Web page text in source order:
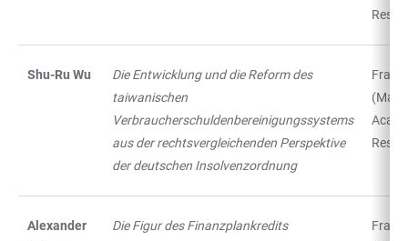
Shu-Ru Wu
Die Entwicklung und die Reform des
taiwanischen
Verbraucherschuldenbereinigungssystems
aus der rechtsvergleichenden Perspektive
der deutschen Insolvenzordnung
Alexander
Die Figur des Finanzplankredits